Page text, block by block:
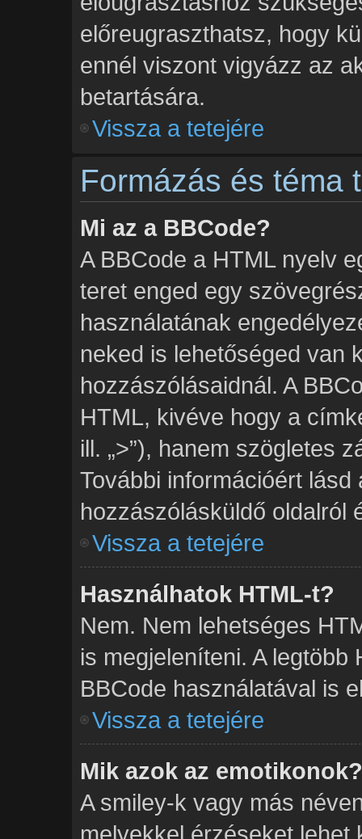
előreugraszthatsz, hogy
ennél viszont vigyázz az
betartására.
Vissza a tetejére
Formázás és téma
Mi az a BBCode?
A BBCode a HTML nyelv
teret enged egy
használatának
neked is lehetőséged van
hozzászólásaidnál. A
HTML, kivéve hogy a
ill. „>”), hanem szögletes
További információért
hozzászólásküldő oldalról
Vissza a tetejére
Használhatok HTML-t?
Nem. Nem lehetséges
is megjeleníteni. A
BBCode használatával is
Vissza a tetejére
Mik azok az emotikonok?
A smiley-k vagy más